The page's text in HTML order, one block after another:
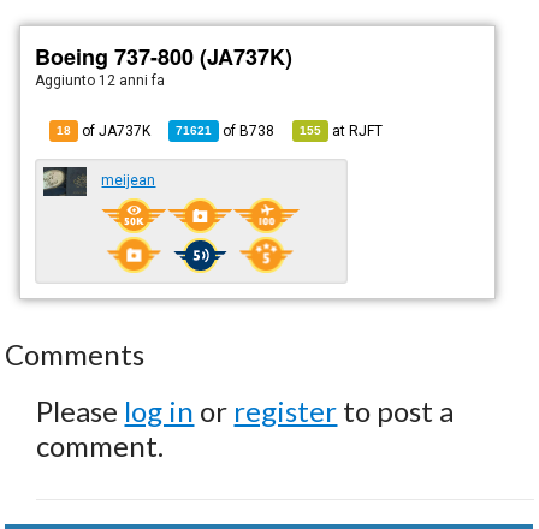
Boeing 737-800 (JA737K)
Aggiunto 12 anni fa
18 of JA737K 71621 ofB738 155 atRJFT
meijean
Comments
Please log in or register to post a
comment.